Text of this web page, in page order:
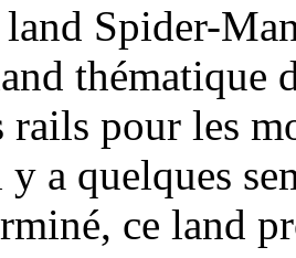
Spider-
thématique
rails pour les
a quelques
ce land